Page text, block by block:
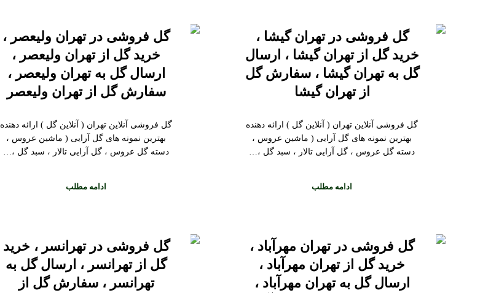
گل فروشی در تهران گیشا ،
خرید گل از تهران گیشا ، ارسال
گل به تهران گیشا ، سفارش گل
از تهران گیشا
گل فروشی آنلاین تهران ( آنلاین گل ) ارائه دهنده
بهترین نمونه های گل آرایی ( ماشین عروس ،
دسته گل عروس ، گل آرایی تالار ، سبد گل ،…
ادامه مطلب
گل فروشی در تهران ولیعصر ،
خرید گل از تهران ولیعصر ،
ارسال گل به تهران ولیعصر ،
سفارش گل از تهران ولیعصر
گل فروشی آنلاین تهران ( آنلاین گل ) ارائه دهنده
بهترین نمونه های گل آرایی ( ماشین عروس ،
دسته گل عروس ، گل آرایی تالار ، سبد گل ،…
ادامه مطلب
گل فروشی در تهران مهرآباد ،
خرید گل از تهران مهرآباد ،
ارسال گل به تهران مهرآباد ،
گل فروشی در تهرانسر ، خرید
گل از تهرانسر ، ارسال گل به
تهرانسر ، سفارش گل از